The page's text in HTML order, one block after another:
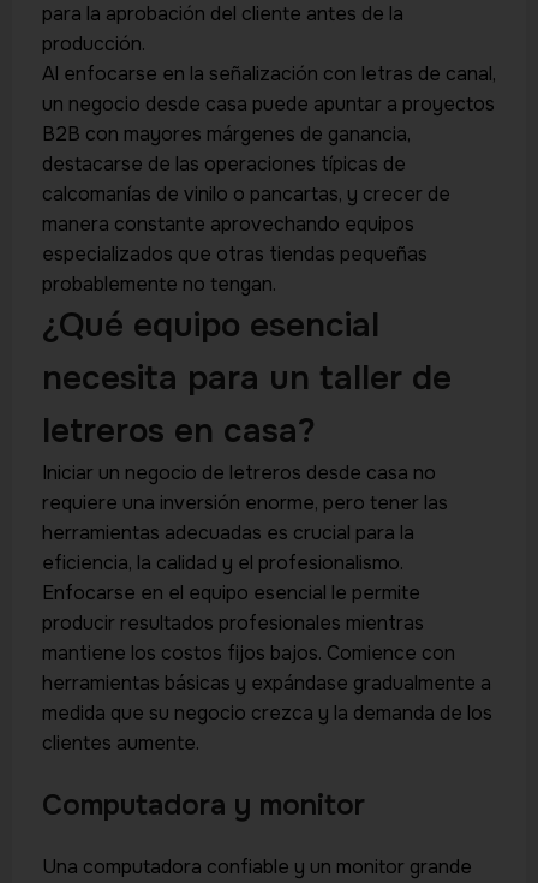
para la aprobación del cliente antes de la
producción.
Al enfocarse en la señalización con letras de canal,
un negocio desde casa puede apuntar a proyectos
B2B con mayores márgenes de ganancia,
destacarse de las operaciones típicas de
calcomanías de vinilo o pancartas, y crecer de
manera constante aprovechando equipos
especializados que otras tiendas pequeñas
probablemente no tengan.
¿Qué equipo esencial
necesita para un taller de
letreros en casa?
Iniciar un negocio de letreros desde casa no
requiere una inversión enorme, pero tener las
herramientas adecuadas es crucial para la
eficiencia, la calidad y el profesionalismo.
Enfocarse en el equipo esencial le permite
producir resultados profesionales mientras
mantiene los costos fijos bajos. Comience con
herramientas básicas y expándase gradualmente a
medida que su negocio crezca y la demanda de los
clientes aumente.
Computadora y monitor
Una computadora confiable y un monitor grande